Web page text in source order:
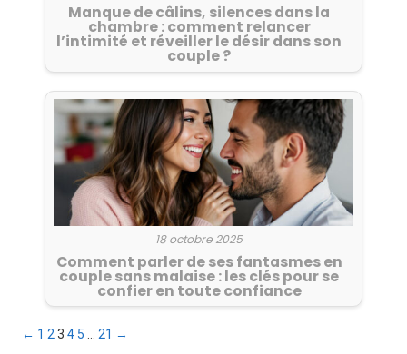
Manque de câlins, silences dans la
chambre : comment relancer
l’intimité et réveiller le désir dans son
couple ?
18 octobre 2025
Comment parler de ses fantasmes en
couple sans malaise : les clés pour se
confier en toute confiance
Pagination
← 1 23 4 5 … 21 →